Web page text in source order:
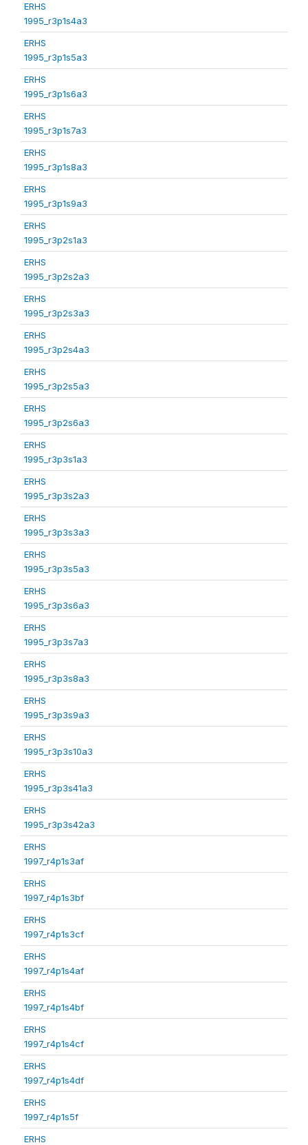
ERHS
1995_r3p1s4a3
ERHS
1995_r3p1s5a3
ERHS
1995_r3p1s6a3
ERHS
1995_r3p1s7a3
ERHS
1995_r3p1s8a3
ERHS
1995_r3p1s9a3
ERHS
1995_r3p2s1a3
ERHS
1995_r3p2s2a3
ERHS
1995_r3p2s3a3
ERHS
1995_r3p2s4a3
ERHS
1995_r3p2s5a3
ERHS
1995_r3p2s6a3
ERHS
1995_r3p3s1a3
ERHS
1995_r3p3s2a3
ERHS
1995_r3p3s3a3
ERHS
1995_r3p3s5a3
ERHS
1995_r3p3s6a3
ERHS
1995_r3p3s7a3
ERHS
1995_r3p3s8a3
ERHS
1995_r3p3s9a3
ERHS
1995_r3p3s10a3
ERHS
1995_r3p3s41a3
ERHS
1995_r3p3s42a3
ERHS
1997_r4p1s3af
ERHS
1997_r4p1s3bf
ERHS
1997_r4p1s3cf
ERHS
1997_r4p1s4af
ERHS
1997_r4p1s4bf
ERHS
1997_r4p1s4cf
ERHS
1997_r4p1s4df
ERHS
1997_r4p1s5f
ERHS